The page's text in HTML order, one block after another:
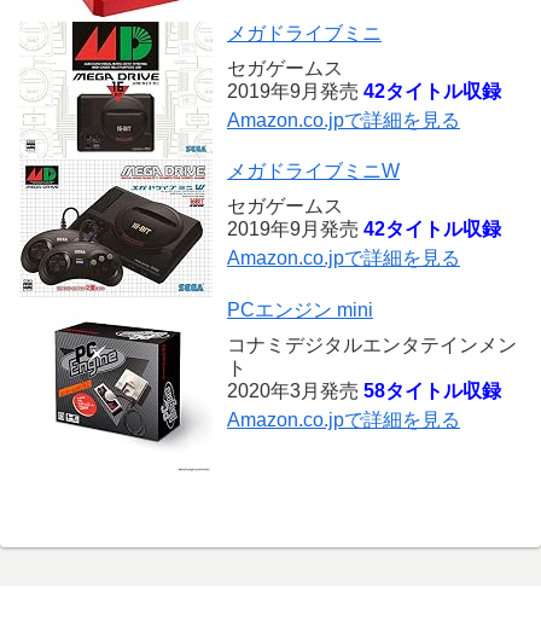
メガドライブミニ
セガゲームス
2019年9月発売 42タイトル収録
Amazon.co.jpで詳細を見る
メガドライブミニW
セガゲームス
2019年9月発売 42タイトル収録
Amazon.co.jpで詳細を見る
PCエンジン mini
コナミデジタルエンタテインメン
ト
2020年3月発売 58タイトル収録
Amazon.co.jpで詳細を見る